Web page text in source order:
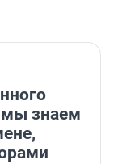
мы знаем